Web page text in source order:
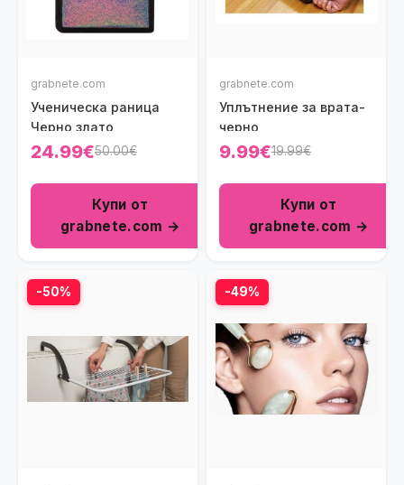
grabnete.com
Ученическа раница
Черно злато
24.99€50.00€
Купи от
grabnete.com →
grabnete.com
Уплътнение за врата-
черно
9.99€19.99€
Купи от
grabnete.com →
-50% -49%